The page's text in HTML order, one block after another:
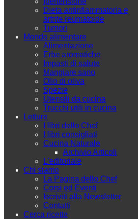
Dieta antinfiammatoria e
artrite reumatoide
Tumori
Mondo alimentare
Alimentazione
Erbe aromatiche
Impasti di salute
Mangiare sano
Olio di oliva
Spezie
Utensili da cucina
Trucchi utili in cucina
Letture
I libri dello Chef
I libri consigliati
Cucina Naturale
Archivio Articoli
L'editoriale
Chi siamo
La Pagina dello Chef
Corsi ed Eventi
Iscriviti alla Newsletter
Contatti
Cerca ricette